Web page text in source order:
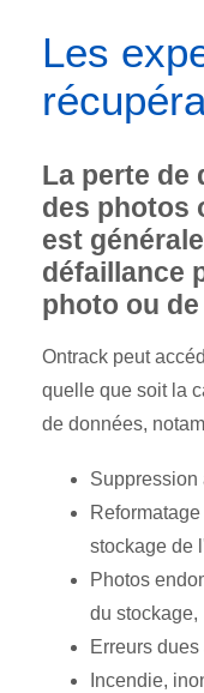
Les
La perte de
des photos
est
défaillance
photo ou
Ontrack peut
quelle que soit la
de données,
Suppression
stockage de
Photos
du stockage,
Erreurs
Incendie,